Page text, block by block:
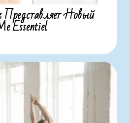
Представляет Новый
Essentiel